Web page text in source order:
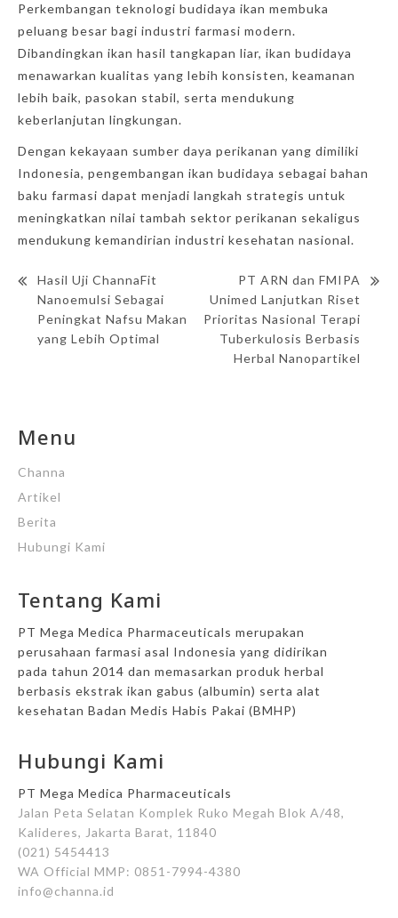
Perkembangan teknologi budidaya ikan membuka
peluang besar bagi industri farmasi modern.
Dibandingkan ikan hasil tangkapan liar, ikan budidaya
menawarkan kualitas yang lebih konsisten, keamanan
lebih baik, pasokan stabil, serta mendukung
keberlanjutan lingkungan.
Dengan kekayaan sumber daya perikanan yang dimiliki
Indonesia, pengembangan ikan budidaya sebagai bahan
baku farmasi dapat menjadi langkah strategis untuk
meningkatkan nilai tambah sektor perikanan sekaligus
mendukung kemandirian industri kesehatan nasional.
Hasil Uji ChannaFit
Nanoemulsi Sebagai
Peningkat Nafsu Makan
yang Lebih Optimal
PT ARN dan FMIPA
Unimed Lanjutkan Riset
Prioritas Nasional Terapi
Tuberkulosis Berbasis
Herbal Nanopartikel
Menu
Channa
Artikel
Berita
Hubungi Kami
Tentang Kami
PT Mega Medica Pharmaceuticals merupakan
perusahaan farmasi asal Indonesia yang didirikan
pada tahun 2014 dan memasarkan produk herbal
berbasis ekstrak ikan gabus (albumin) serta alat
kesehatan Badan Medis Habis Pakai (BMHP)
Hubungi Kami
PT Mega Medica Pharmaceuticals
Jalan Peta Selatan Komplek Ruko Megah Blok A/48,
Kalideres, Jakarta Barat, 11840
(021) 5454413
WA Official MMP: 0851-7994-4380
info@channa.id